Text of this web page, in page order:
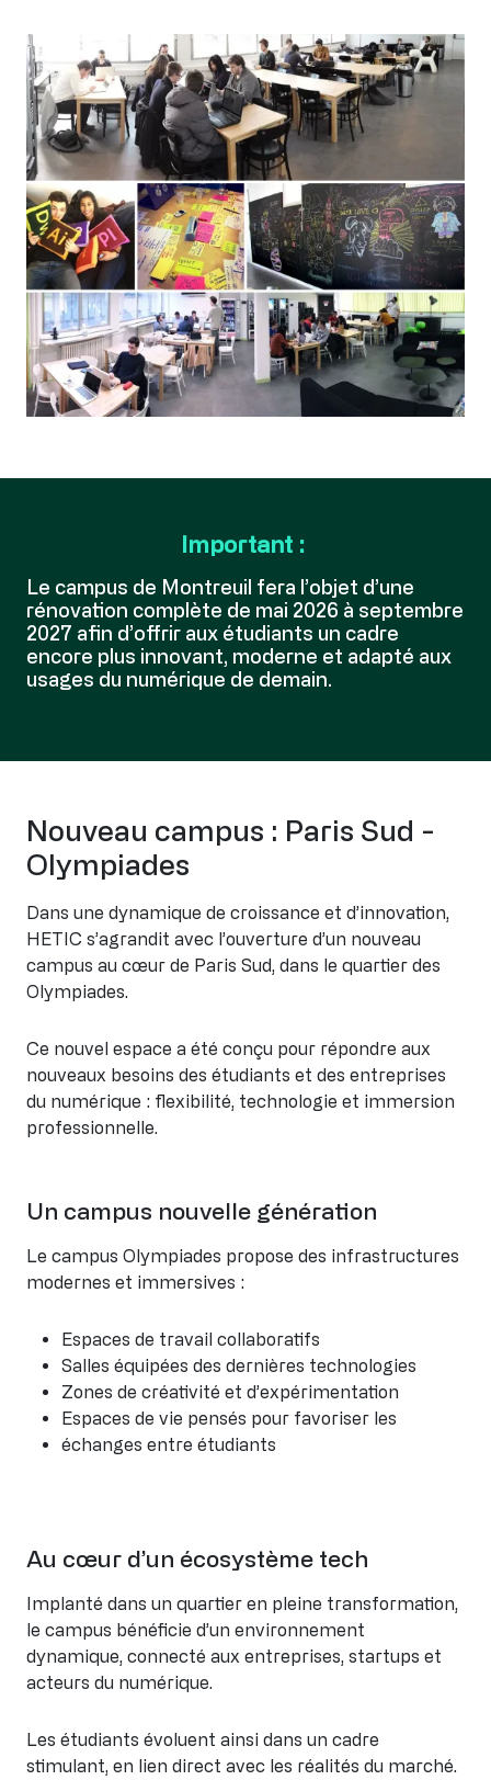
Important :
Le campus de Montreuil fera l’objet d’une
rénovation complète de mai 2026 à septembre
2027 afin d’offrir aux étudiants un cadre
encore plus innovant, moderne et adapté aux
usages du numérique de demain.
Nouveau campus : Paris Sud -
Olympiades
Dans une dynamique de croissance et d’innovation,
HETIC s’agrandit avec l’ouverture d’un nouveau
campus au cœur de Paris Sud, dans le quartier des
Olympiades.
Ce nouvel espace a été conçu pour répondre aux
nouveaux besoins des étudiants et des entreprises
du numérique : flexibilité, technologie et immersion
professionnelle.
Un campus nouvelle génération
Le campus Olympiades propose des infrastructures
modernes et immersives :
Espaces de travail collaboratifs
Salles équipées des dernières technologies
Zones de créativité et d’expérimentation
Espaces de vie pensés pour favoriser les
échanges entre étudiants
Au cœur d’un écosystème tech
Implanté dans un quartier en pleine transformation,
le campus bénéficie d’un environnement
dynamique, connecté aux entreprises, startups et
acteurs du numérique.
Les étudiants évoluent ainsi dans un cadre
stimulant, en lien direct avec les réalités du marché.